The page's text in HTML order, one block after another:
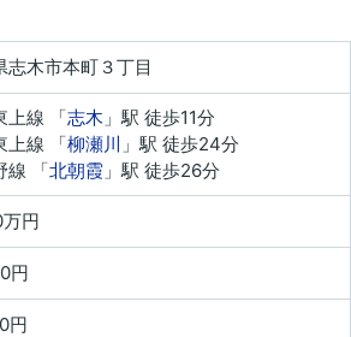
志木市本町３丁目
上線 「志木 」駅 徒歩11分
上線 「柳瀬川 」駅 徒歩24分
線 「北朝霞 」駅 徒歩26分
円
円
円